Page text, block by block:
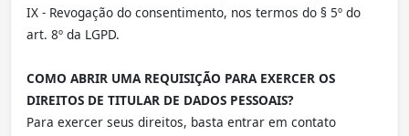
IX - Revogação do consentimento, nos termos do § 5º do
art. 8º da LGPD.
COMO ABRIR UMA REQUISIÇÃO PARA EXERCER OS
DIREITOS DE TITULAR DE DADOS PESSOAIS?
Para exercer seus direitos, basta entrar em contato